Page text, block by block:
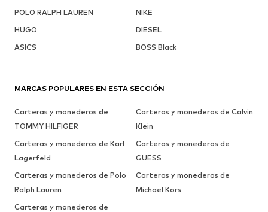
POLO RALPH LAUREN
NIKE
HUGO
DIESEL
ASICS
BOSS Black
MARCAS POPULARES EN ESTA SECCIÓN
Carteras y monederos de
TOMMY HILFIGER
Carteras y monederos de Calvin
Klein
Carteras y monederos de Karl
Lagerfeld
Carteras y monederos de
GUESS
Carteras y monederos de Polo
Ralph Lauren
Carteras y monederos de
Michael Kors
Carteras y monederos de